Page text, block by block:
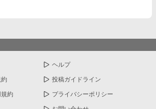
ヘルプ
投稿ガイドライン
約 プライバシーポリシー